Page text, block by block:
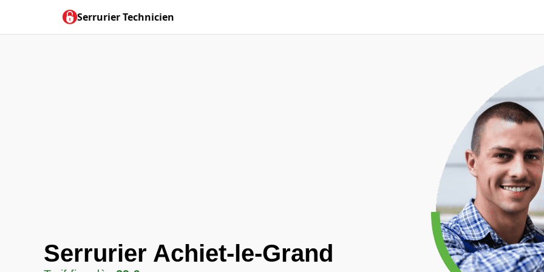
Serrurier Technicien
Serrurier Achiet-le-Grand